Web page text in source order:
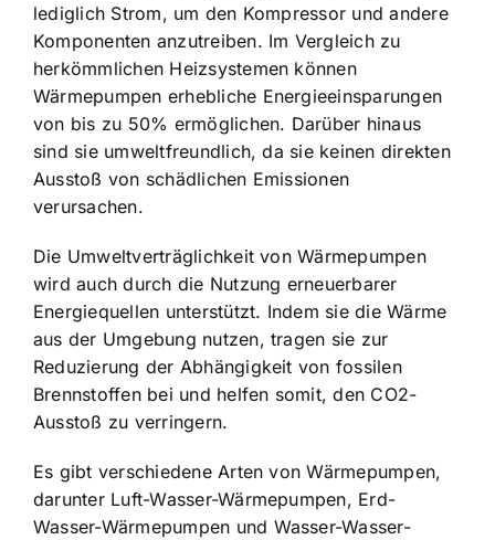
lediglich Strom, um den Kompressor und andere
Komponenten anzutreiben. Im Vergleich zu
herkömmlichen Heizsystemen können
Wärmepumpen erhebliche Energieeinsparungen
von bis zu 50% ermöglichen. Darüber hinaus
sind sie umweltfreundlich, da sie keinen direkten
Ausstoß von schädlichen Emissionen
verursachen.
Die Umweltverträglichkeit von Wärmepumpen
wird auch durch die Nutzung erneuerbarer
Energiequellen unterstützt. Indem sie die Wärme
aus der Umgebung nutzen, tragen sie zur
Reduzierung der Abhängigkeit von fossilen
Brennstoffen bei und helfen somit, den CO2-
Ausstoß zu verringern.
Es gibt verschiedene Arten von Wärmepumpen,
darunter Luft-Wasser-Wärmepumpen, Erd-
Wasser-Wärmepumpen und Wasser-Wasser-